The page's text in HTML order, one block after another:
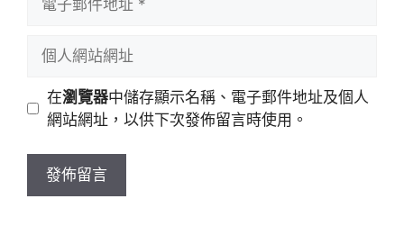
址
站
址
在瀏覽器中儲存顯示名稱、電子郵件地址及個人
網站網址，以供下次發佈留言時使用。